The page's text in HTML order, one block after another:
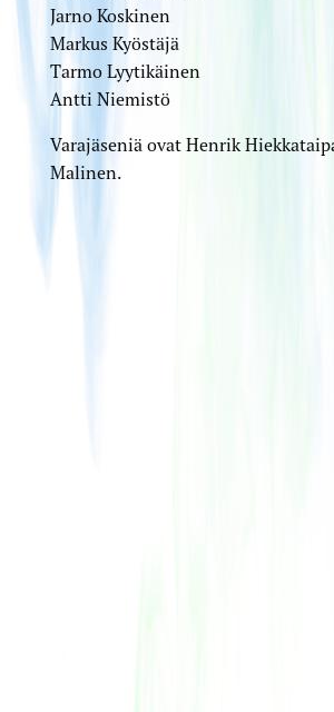
Jarno Koskinen
Markus Kyöstäjä
Tarmo Lyytikäinen
Antti Niemistö
Varajäseniä ovat Henrik
Malinen.